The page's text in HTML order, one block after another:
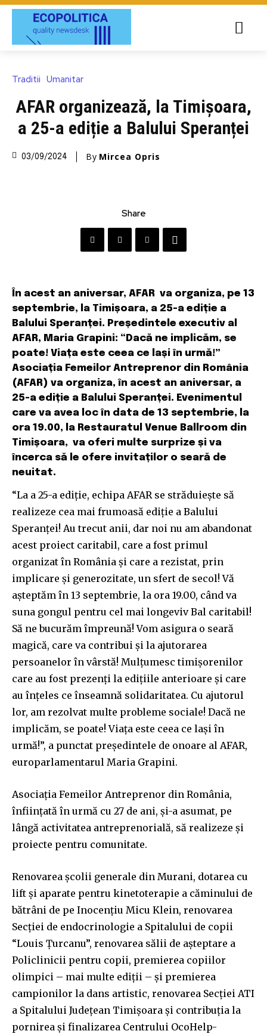
Traditii Umanitar
AFAR organizează, la Timișoara,
a 25-a ediție a Balului Speranței
03/09/2024 By Mircea Opris
Share
În acest an aniversar, AFAR va organiza, pe 13
septembrie, la Timișoara, a 25-a ediție a
Balului Speranței. Președintele executiv al
AFAR, Maria Grapini: “Dacă ne implicăm, se
poate! Viața este ceea ce lași în urmă!”
Asociația Femeilor Antreprenor din România
(AFAR) va organiza, în acest an aniversar, a
25-a ediție a Balului Speranței. Evenimentul
care va avea loc în data de 13 septembrie, la
ora 19.00, la Restauratul Venue Ballroom din
Timișoara, va oferi multe surprize și va
încerca să le ofere invitaților o seară de
neuitat.
“La a 25-a ediție, echipa AFAR se străduiește să
realizeze cea mai frumoasă ediție a Balului
Speranței! Au trecut anii, dar noi nu am abandonat
acest proiect caritabil, care a fost primul
organizat în România și care a rezistat, prin
implicare și generozitate, un sfert de secol! Vă
așteptăm în 13 septembrie, la ora 19.00, când va
suna gongul pentru cel mai longeviv Bal caritabil!
Să ne bucurăm împreună! Vom asigura o seară
magică, care va contribui și la ajutorarea
persoanelor în vârstă! Mulțumesc timișorenilor
care au fost prezenți la edițiile anterioare și care
au înțeles ce înseamnă solidaritatea. Cu ajutorul
lor, am rezolvat multe probleme sociale! Dacă ne
implicăm, se poate! Viața este ceea ce lași în
urmă!”, a punctat președintele de onoare al AFAR,
europarlamentarul Maria Grapini.
Asociația Femeilor Antreprenor din România,
înființată în urmă cu 27 de ani, și-a asumat, pe
lângă activitatea antreprenorială, să realizeze și
proiecte pentru comunitate.
Renovarea școlii generale din Murani, dotarea cu
lift și aparate pentru kinetoterapie a căminului de
bătrâni de pe Inocențiu Micu Klein, renovarea
Secției de endocrinologie a Spitalului de copii
“Louis Țurcanu”, renovarea sălii de așteptare a
Policlinicii pentru copii, premierea copiilor
olimpici – mai multe ediții – și premierea
campionilor la dans artistic, renovarea Secției ATI
a Spitalului Județean Timișoara și contribuția la
pornirea și finalizarea Centrului OcoHelp-